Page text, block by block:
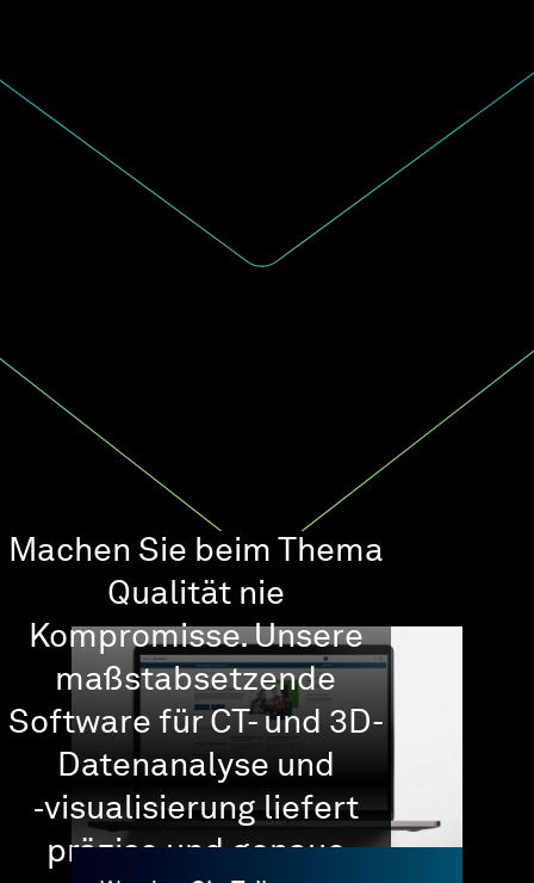
Machen Sie beim Thema
Qualität nie
Kompromisse. Unsere
maßstabsetzende
Software für CT- und 3D-
Datenanalyse und
‑visualisierung liefert
präzise und genaue